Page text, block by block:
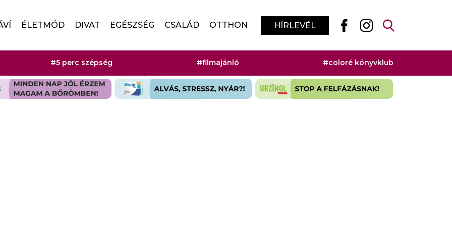
ÉLETMÓD DIVAT EGÉSZSÉG CSALÁD OTTHON HÍRLEVÉL
#5 perc szépség #filmajánló #coloré könyvklub